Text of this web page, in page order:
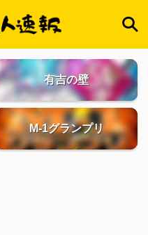
有吉の壁
M-1グランプリ